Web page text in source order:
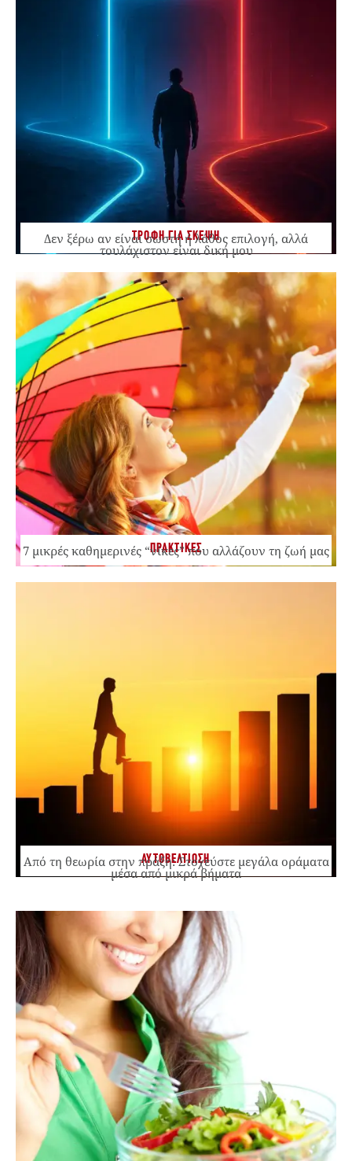
ΤΡΟΦΗ ΓΙΑ ΣΚΕΨΗ
Δεν ξέρω αν είναι σωστή ή λάθος επιλογή, αλλά
τουλάχιστον είναι δική μου
ΠΡΑΚΤΙΚΕΣ
7 μικρές καθημερινές “νίκες” που αλλάζουν τη ζωή μας
ΑΥΤΟΒΕΛΤΙΩΣΗ
Από τη θεωρία στην πράξη: Στοχεύστε μεγάλα οράματα
μέσα από μικρά βήματα